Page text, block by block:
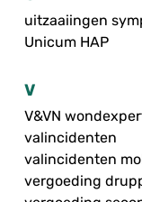
uitzaaiingen
Unicum HAP
V
V&VN
valincidenten
valincidenten
vergoeding